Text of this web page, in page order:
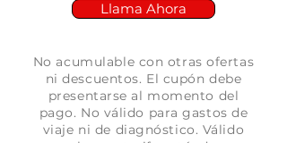
Llama Ahora
No acumulable con otras ofertas
ni descuentos. El cupón debe
presentarse al momento del
pago. No válido para gastos de
viaje ni de diagnóstico. Válido